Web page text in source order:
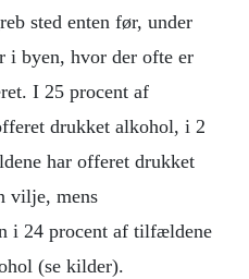
sted enten før, under
i byen, hvor der ofte er
I 25 procent af
drukket alkohol, i 2
har offeret drukket
vilje, mens
i 24 procent af tilfældene
(se kilder).